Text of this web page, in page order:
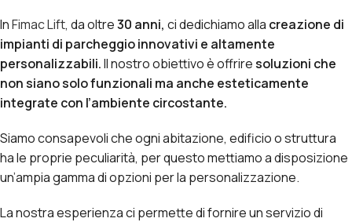
InFimac Lift, da oltre30 anni, ci dedichiamo alla creazione di
impianti di parcheggio innovativi e altamente
personalizzabili.Il nostro obiettivo è offriresoluzioni che
non siano solo funzionali ma anche esteticamente
integrate con l’ambiente circostante.
Siamo consapevoli che ogni abitazione, edificio o struttura
ha le proprie peculiarità, per questo mettiamo a disposizione
un’ampia gamma di opzioni per la personalizzazione.
La nostra esperienza ci permette di fornire un servizio di